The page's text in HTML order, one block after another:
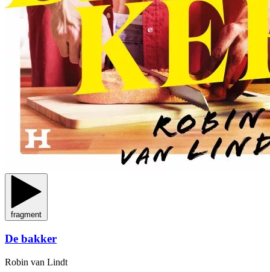
fragment
De bakker
Robin van Lindt